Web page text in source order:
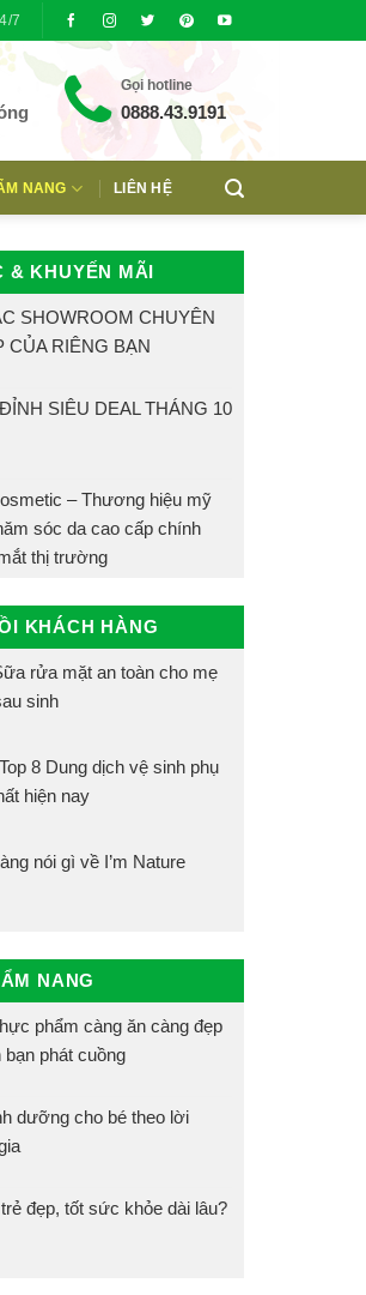
7
Gọi hotline
0888.43.9191
NANG LIÊN HỆ
& KHUYẾN MÃI
SHOWROOM CHUYÊN
CỦA RIÊNG BẠN
SIÊU DEAL THÁNG 10
– Thương hiệu mỹ
sóc da cao cấp chính
thị trường
KHÁCH HÀNG
rửa mặt an toàn cho mẹ
sinh
8 Dung dịch vệ sinh phụ
hiện nay
nói gì về I’m Nature
NANG
phẩm càng ăn càng đẹp
bạn phát cuồng
dưỡng cho bé theo lời
đẹp, tốt sức khỏe dài lâu?